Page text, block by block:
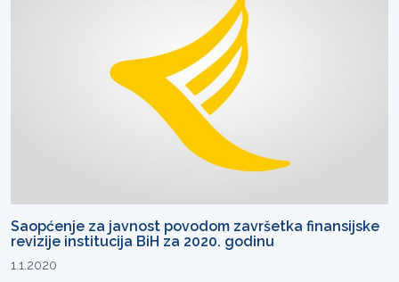
Saopćenje za javnost povodom završetka finansijske
revizije institucija BiH za 2020. godinu
1.1.2020